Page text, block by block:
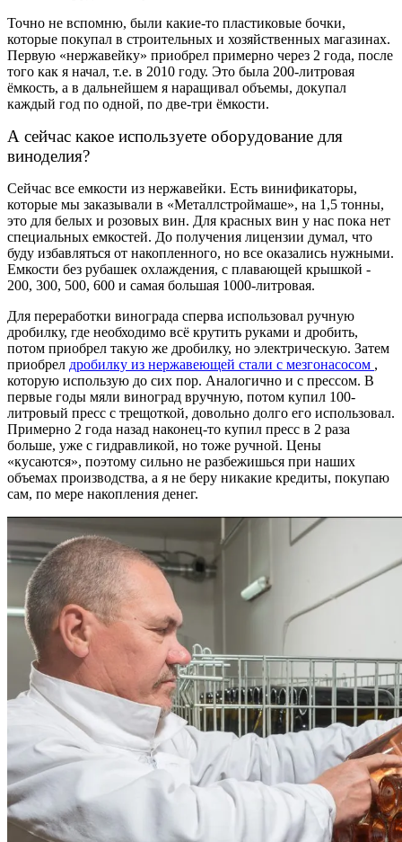
Точно не вспомню, были какие-то пластиковые бочки,
которые покупал в строительных и хозяйственных магазинах.
Первую «нержавейку» приобрел примерно через 2 года, после
того как я начал, т.е. в 2010 году. Это была 200-литровая
ёмкость, а в дальнейшем я наращивал объемы, докупал
каждый год по одной, по две-три ёмкости.
А сейчас какое используете оборудование для
виноделия?
Сейчас все емкости из нержавейки. Есть винификаторы,
которые мы заказывали в «Металлстроймаше», на 1,5 тонны,
это для белых и розовых вин. Для красных вин у нас пока нет
специальных емкостей. До получения лицензии думал, что
буду избавляться от накопленного, но все оказались нужными.
Емкости без рубашек охлаждения, с плавающей крышкой -
200, 300, 500, 600 и самая большая 1000-литровая.
Для переработки винограда сперва использовал ручную
дробилку, где необходимо всё крутить руками и дробить,
потом приобрел такую же дробилку, но электрическую. Затем
приобрел дробилку из нержавеющей стали с мезгонасосом ,
которую использую до сих пор. Аналогично и с прессом. В
первые годы мяли виноград вручную, потом купил 100-
литровый пресс с трещоткой, довольно долго его использовал.
Примерно 2 года назад наконец-то купил пресс в 2 раза
больше, уже с гидравликой, но тоже ручной. Цены
«кусаются», поэтому сильно не разбежишься при наших
объемах производства, а я не беру никакие кредиты, покупаю
сам, по мере накопления денег.